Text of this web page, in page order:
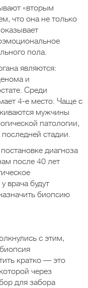
«вторым
что она не только
пола.
являются:
и
Среди
4-е место. Чаще с
мужчины
патологии,
стадии.
диагноза
после 40 лет
врача будут
биопсию
с этим,
кратко — это
через
для забора